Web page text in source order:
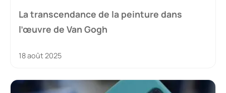
La transcendance de la peinture dans
l’œuvre de Van Gogh
18 août 2025